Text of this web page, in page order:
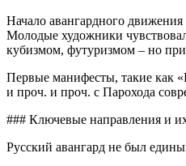
Начало авангардного
Молодые художники
кубизмом, футуризмом – но
Первые манифесты, такие как
и проч. и проч. с Парохода
### Ключевые направления и
Русский авангард не был